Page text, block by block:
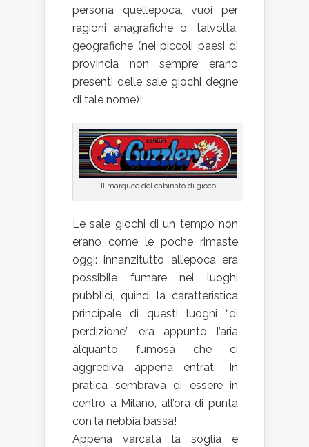
persona quell’epoca, vuoi per
ragioni anagrafiche o, talvolta,
geografiche (nei piccoli paesi di
provincia non sempre erano
presenti delle sale giochi degne
di tale nome)!
Il marquee del cabinato di gioco
Le sale giochi di un tempo non
erano come le poche rimaste
oggi: innanzitutto all’epoca era
possibile fumare nei luoghi
pubblici, quindi la caratteristica
principale di questi luoghi “di
perdizione” era appunto l’aria
alquanto fumosa che ci
aggrediva appena entrati. In
pratica sembrava di essere in
centro a Milano, all’ora di punta
con la nebbia bassa!
Appena varcata la soglia e